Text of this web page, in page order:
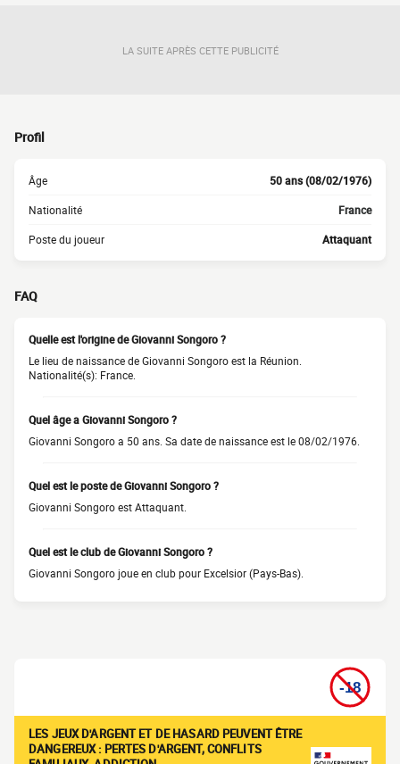
LA SUITE APRÈS CETTE PUBLICITÉ
Profil
Âge 50 ans (08/02/1976)
Nationalité France
Poste du joueur Attaquant
FAQ
Quelle est l'origine de Giovanni Songoro ?
Le lieu de naissance de Giovanni Songoro est la Réunion.
Nationalité(s): France.
Quel âge a Giovanni Songoro ?
Giovanni Songoro a 50 ans. Sa date de naissance est le 08/02/1976.
Quel est le poste de Giovanni Songoro ?
Giovanni Songoro est Attaquant.
Quel est le club de Giovanni Songoro ?
Giovanni Songoro joue en club pour Excelsior (Pays-Bas).
LES JEUX D'ARGENT ET DE HASARD PEUVENT ÊTRE
DANGEREUX : PERTES D'ARGENT, CONFLITS